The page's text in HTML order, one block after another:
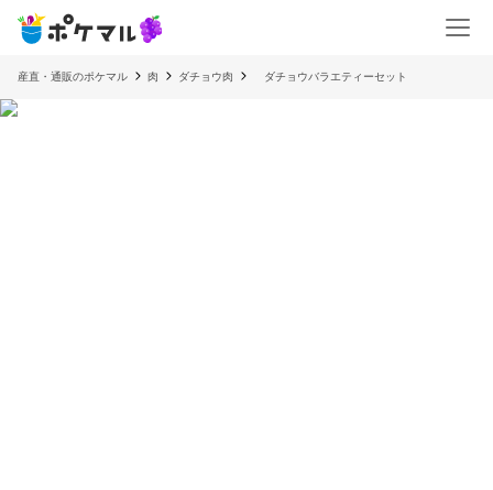
産直・通販のポケマル 肉 ダチョウ肉 ダチョウバラエティーセット